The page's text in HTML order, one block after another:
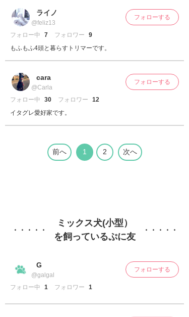
ライノ
@feliz13
フォロー中
7 フォロワー
9
もふもふ4頭と暮らすトリマーです。
フォローする
cara
@Carla
フォロー中
30 フォロワー
12
イタグレ愛好家です。
フォローする
前へ 1 2 次へ
ミックス犬(小型）
を飼っているぷに友
G
@galgal
フォロー中
1 フォロワー 1
フォローする